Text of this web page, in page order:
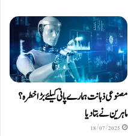
مصنوعی ذہانت ہمارے پانی کیلئے بڑا خطرہ؟
ماہرین نے بتا دیا
18/07/2025